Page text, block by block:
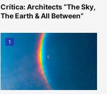
Crítica: Architects “The Sky,
The Earth & All Between”
1